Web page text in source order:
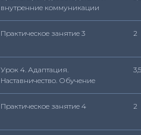
внутренние коммуникации
Практическое занятие 3 2
Урок 4. Адаптация.
Наставничество. Обучение
3,5
Практическое занятие 4 2